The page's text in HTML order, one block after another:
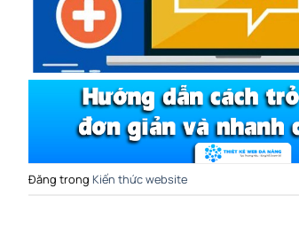
Đăng trong Kiến thức website